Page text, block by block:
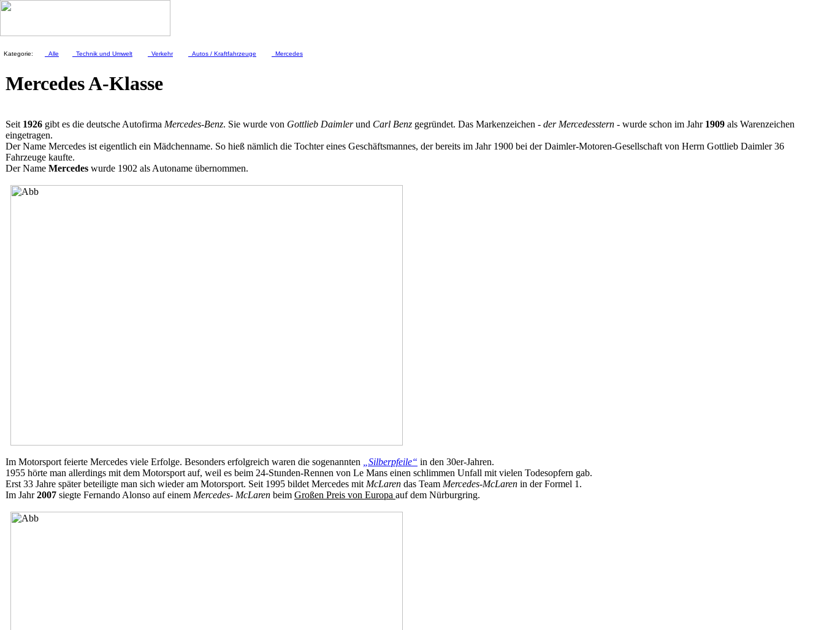
Kategorie: Alle Technik und Umwelt Verkehr Autos / Kraftfahrzeuge Mercedes
Mercedes A-Klasse
Seit 1926 gibt es die deutsche Autofirma Mercedes-Benz. Sie wurde von Gottlieb Daimlerund Carl Benz gegründet. Das Markenzeichen - der Mercedesstern - wurde schon im Jahr 1909 als Warenzeichen
eingetragen.
Der Name Mercedes ist eigentlich ein Mädchenname. So hieß nämlich die Tochter eines Geschäftsmannes, der bereits im Jahr 1900 bei der Daimler-Motoren-Gesellschaft von Herrn Gottlieb Daimler 36
Fahrzeuge kaufte.
Der Name Mercedes wurde 1902 als Autoname übernommen.
Im Motorsport feierte Mercedes viele Erfolge. Besonders erfolgreich waren die sogenannten „Silberpfeile“ in den 30er-Jahren.
1955 hörte man allerdings mit dem Motorsport auf, weil es beim 24-Stunden-Rennen von Le Mans einen schlimmen Unfall mit vielen Todesopfern gab.
Erst 33 Jahre später beteiligte man sich wieder am Motorsport. Seit 1995 bildet Mercedes mit McLaren das Team Mercedes-McLaren in der Formel 1.
Im Jahr2007 siegte Fernando Alonso auf einem Mercedes- McLaren beim Großen Preis von Europa auf dem Nürburgring.